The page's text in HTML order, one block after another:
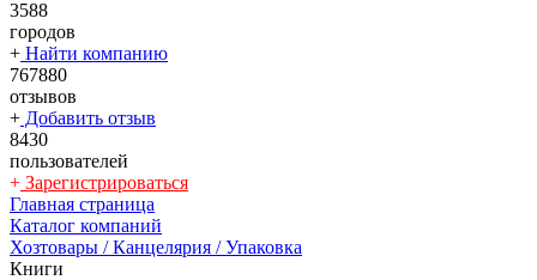
3588
городов
+ Найти компанию
767880
отзывов
+ Добавить отзыв
8430
пользователей
+ Зарегистрироваться
Главная страница
Каталог компаний
Хозтовары / Канцелярия / Упаковка
Книги